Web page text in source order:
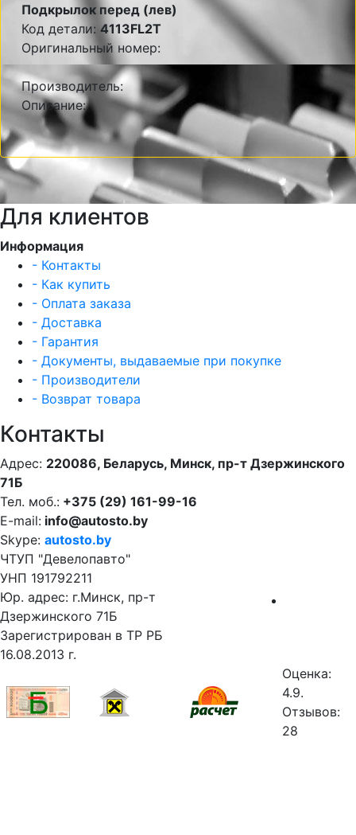
Подкрылок перед (лев)
Код детали: 4113FL2T
Оригинальный номер:
Производитель:
Описание:
Для клиентов
Информация
- Контакты
- Как купить
- Оплата заказа
- Доставка
- Гарантия
- Документы, выдаваемые при покупке
- Производители
- Возврат товара
Контакты
Адрес: 220086, Беларусь, Минск, пр-т Дзержинского
71Б
Тел. моб.: +375 (29) 161-99-16
E-mail: info@autosto.by
Skype: autosto.by
ЧТУП "Девелопавто"
УНП 191792211
Юр. адрес: г.Минск, пр-т
Дзержинского 71Б
Зарегистрирован в ТР РБ
16.08.2013 г.
Оценка:
4.9.
Отзывов:
28